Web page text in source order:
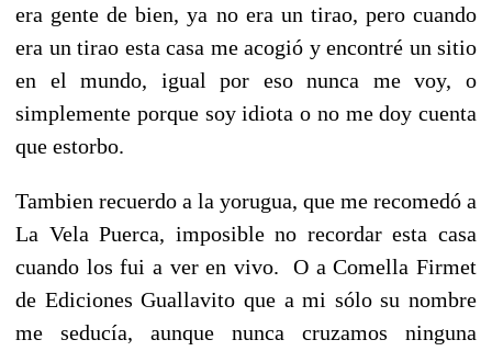
era gente de bien, ya no era un tirao, pero cuando
era un tirao esta casa me acogió y encontré un sitio
en el mundo, igual por eso nunca me voy, o
simplemente porque soy idiota o no me doy cuenta
que estorbo.
Tambien recuerdo a la yorugua, que me recomedó a
La Vela Puerca, imposible no recordar esta casa
cuando los fui a ver en vivo. O a Comella Firmet
de Ediciones Guallavito que a mi sólo su nombre
me seducía, aunque nunca cruzamos ninguna